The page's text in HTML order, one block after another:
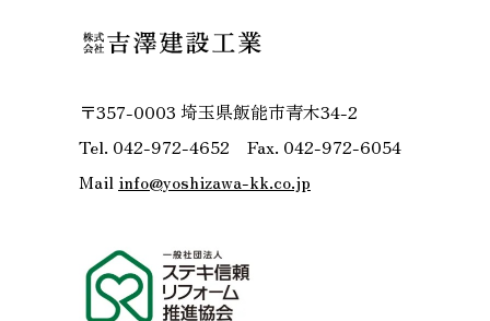
〒357-0003 埼玉県飯能市青木34-2
Tel. 042-972-4652 Fax. 042-972-6054
Mail info@yoshizawa-kk.co.jp